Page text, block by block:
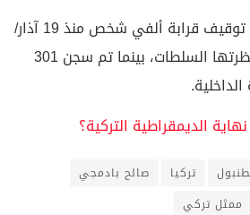
يذكر أن الحكومة أعلنت توقيف قرابة ألفي شخص منذ 19 آذار/
مارس خلال تظاهرات حظرتها السلطات، بينما تم سجن 301
الديمقراطية التركية؟
تركيا
صالح بادمجي
ممثل تركي